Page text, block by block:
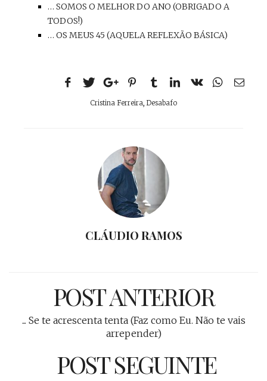
… SOMOS O MELHOR DO ANO (OBRIGADO A
TODOS!)
… OS MEUS 45 (AQUELA REFLEXÃO BÁSICA)
Cristina Ferreira, Desabafo
CLÁUDIO RAMOS
POST ANTERIOR
... Se te acrescenta tenta (Faz como Eu. Não te vais
arrepender)
POST SEGUINTE